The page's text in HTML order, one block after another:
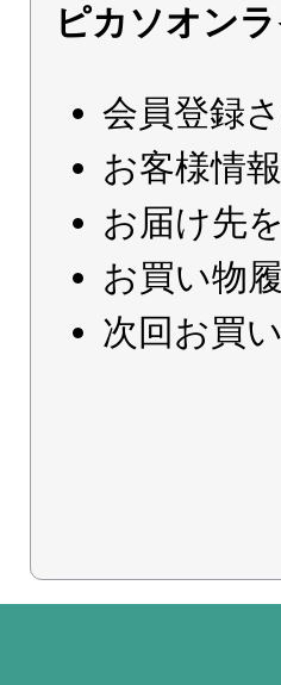
ピカソオン
会員登録
お客様情
お届け先
お買い物
次回お買